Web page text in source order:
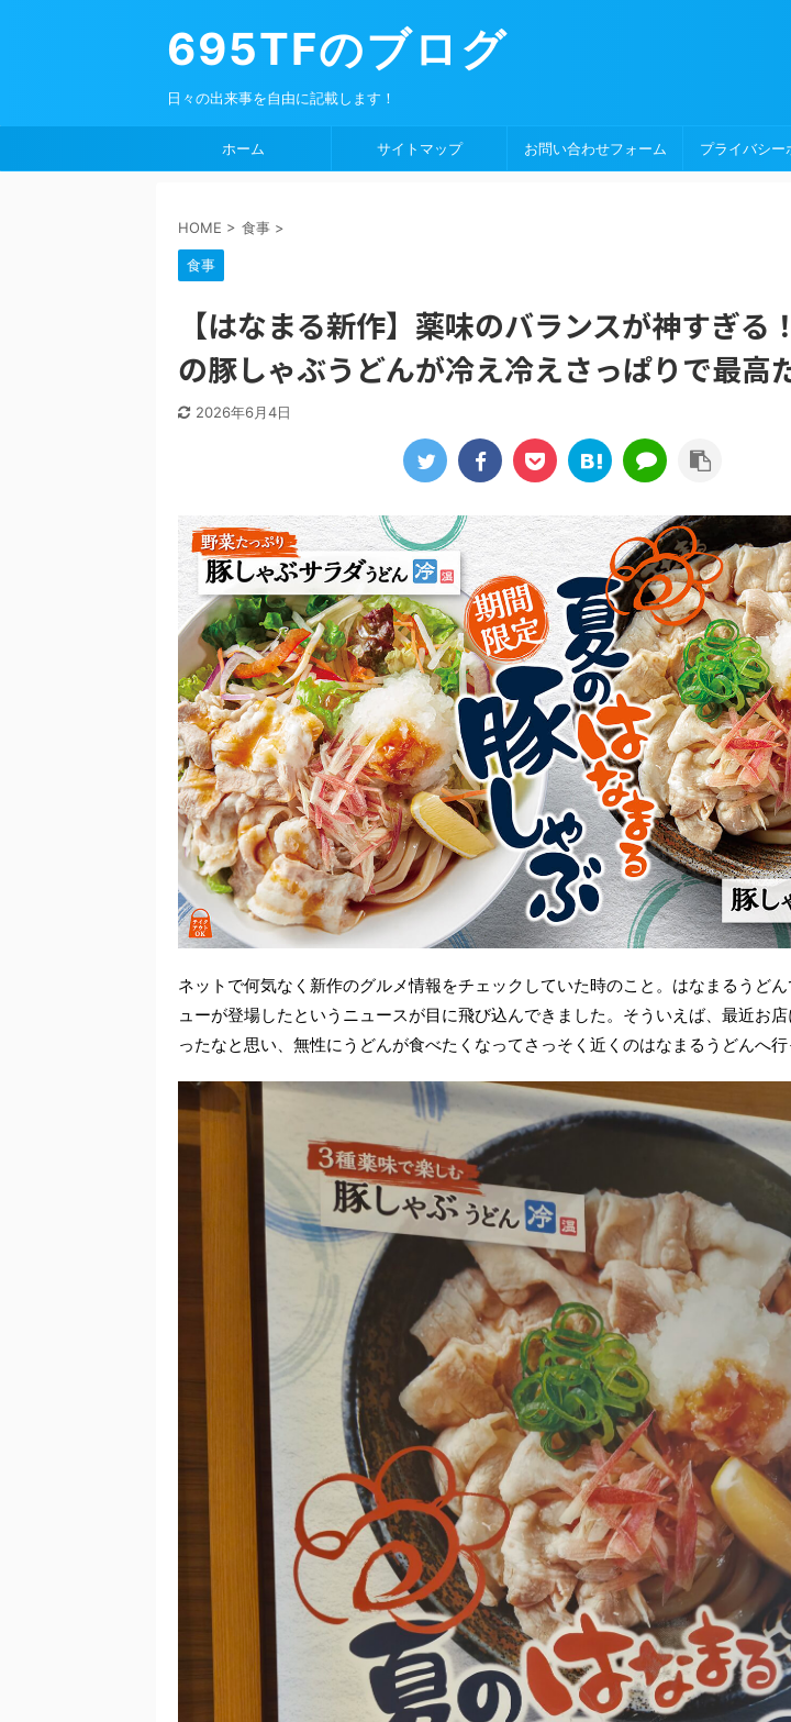
695TFのブログ
日々の出来事を自由に記載します！
ホーム サイトマップ お問い合わせフォーム プライバシー
HOME > 食事 >
食事
【はなまる新作】薬味のバランスが神すぎる
の豚しゃぶうどんが冷え冷えさっぱりで最高
2026年6月4日
ネットで何気なく新作のグルメ情報をチェックしていた時のこと。はなまるうど
ューが登場したというニュースが目に飛び込んできました。そういえば、最近お
ったなと思い、無性にうどんが食べたくなってさっそく近くのはなまるうどんへ行